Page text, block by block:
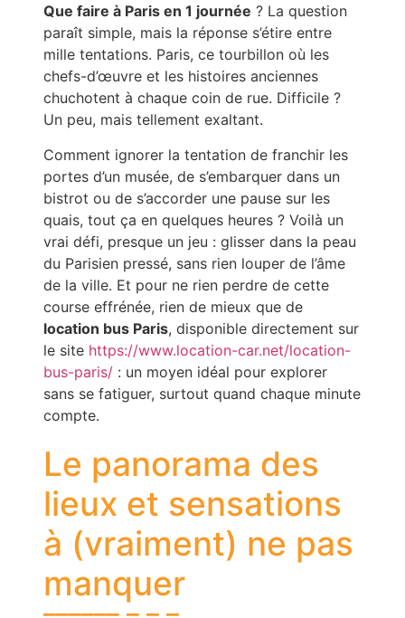
Que faire à Paris en 1 journée ? La question
paraît simple, mais la réponse s’étire entre
mille tentations. Paris, ce tourbillon où les
chefs-d’œuvre et les histoires anciennes
chuchotent à chaque coin de rue. Difficile ?
Un peu, mais tellement exaltant.
Comment ignorer la tentation de franchir les
portes d’un musée, de s’embarquer dans un
bistrot ou de s’accorder une pause sur les
quais, tout ça en quelques heures ? Voilà un
vrai défi, presque un jeu : glisser dans la peau
du Parisien pressé, sans rien louper de l’âme
de la ville. Et pour ne rien perdre de cette
course effrénée, rien de mieux que de
location bus Paris, disponible directement sur
le site https://www.location-car.net/location-
bus-paris/ : un moyen idéal pour explorer
sans se fatiguer, surtout quand chaque minute
compte.
Le panorama des
lieux et sensations
à (vraiment) ne pas
manquer